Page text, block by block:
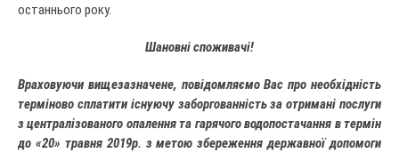
останнього року.
Шановні споживачі!
Враховуючи вищезазначене, повідомляємо Вас про необхідність
терміново сплатитиіснуючузаборгованністьзаотриманіпослуги
з централізованого опалення та гарячого водопостачання в термін
до «20» травня 2019р. з метою збереження державної допомоги